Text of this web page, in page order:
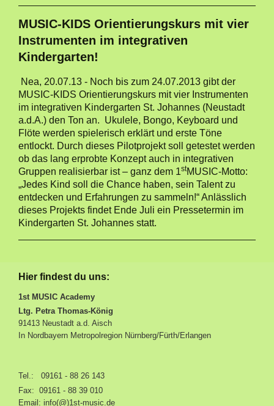
MUSIC-KIDS Orientierungskurs mit vier
Instrumenten im integrativen
Kindergarten!
Nea, 20.07.13 - Noch bis zum 24.07.2013 gibt der
MUSIC-KIDS Orientierungskurs mit vier Instrumenten
im integrativen Kindergarten St. Johannes (Neustadt
a.d.A.) den Ton an. Ukulele, Bongo, Keyboard und
Flöte werden spielerisch erklärt und erste Töne
entlockt. Durch dieses Pilotprojekt soll getestet werden
ob das lang erprobte Konzept auch in integrativen
Gruppen realisierbar ist – ganz dem 1stMUSIC-Motto:
„Jedes Kind soll die Chance haben, sein Talent zu
entdecken und Erfahrungen zu sammeln!“ Anlässlich
dieses Projekts findet Ende Juli ein Pressetermin im
Kindergarten St. Johannes statt.
Hier findest du uns:
1st MUSIC Academy
Ltg. Petra Thomas-König
91413 Neustadt a.d. Aisch
In Nordbayern Metropolregion Nürnberg/Fürth/Erlangen
Tel.: 09161 - 88 26 143
Fax: 09161 - 88 39 010
Email: info(@)1st-music.de